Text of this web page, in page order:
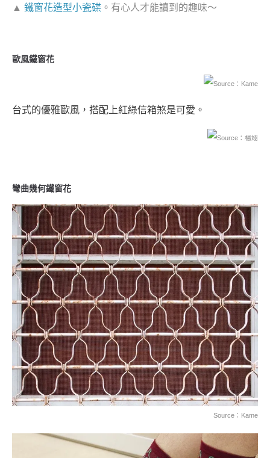
▲ 鐵窗花造型小瓷碟 。有心人才能讀到的趣味～
歐風鐵窗花
Source：Kame
台式的優雅歐風，搭配上紅綠信箱煞是可愛。
Source：楊翊
彎曲幾何鐵窗花
Source：Kame